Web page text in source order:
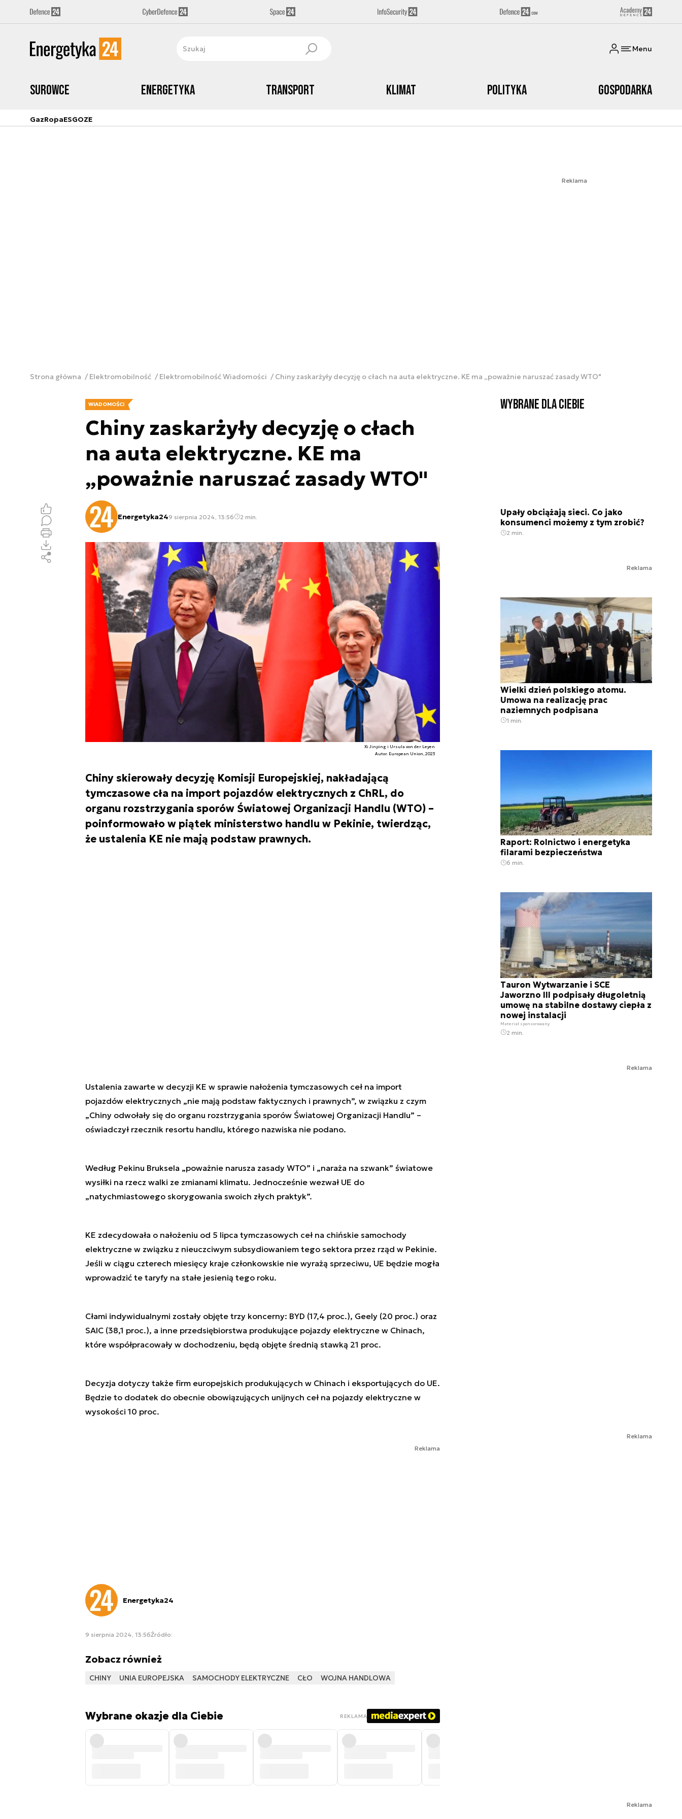
Menu
Surowce Energetyka Transport Klimat Polityka Gospodarka
GazRopaESGOZE
Reklama
Strona główna Elektromobilność Elektromobilność Wiadomości Chiny zaskarżyły decyzję o cłach na auta elektryczne. KE ma „poważnie naruszać zasady WTO"
WIADOMOŚCI
Chiny zaskarżyły decyzję o cłach
na auta elektryczne. KE ma
„poważnie naruszać zasady WTO"
Energetyka249 sierpnia 2024, 13:56 2 min.
Xi Jinping i Ursula von der Leyen
Autor. European Union, 2023
Chiny skierowały decyzję Komisji Europejskiej, nakładającą
tymczasowe cła na import pojazdów elektrycznych z ChRL, do
organu rozstrzygania sporów Światowej Organizacji Handlu (WTO) –
poinformowało w piątek ministerstwo handlu w Pekinie, twierdząc,
że ustalenia KE nie mają podstaw prawnych.
Ustalenia zawarte w decyzji KE w sprawie nałożenia tymczasowych ceł na import
pojazdów elektrycznych „nie mają podstaw faktycznych i prawnych”, w związku z czym
„Chiny odwołały się do organu rozstrzygania sporów Światowej Organizacji Handlu” –
oświadczył rzecznik resortu handlu, którego nazwiska nie podano.
Według Pekinu Bruksela „poważnie narusza zasady WTO” i „naraża na szwank” światowe
wysiłki na rzecz walki ze zmianami klimatu. Jednocześnie wezwał UE do
„natychmiastowego skorygowania swoich złych praktyk”.
KE zdecydowała o nałożeniu od 5 lipca tymczasowych ceł na chińskie samochody
elektryczne w związku z nieuczciwym subsydiowaniem tego sektora przez rząd w Pekinie.
Jeśli w ciągu czterech miesięcy kraje członkowskie nie wyrażą sprzeciwu, UE będzie mogła
wprowadzić te taryfy na stałe jesienią tego roku.
Cłami indywidualnymi zostały objęte trzy koncerny: BYD (17,4 proc.), Geely (20 proc.) oraz
SAIC (38,1 proc.), a inne przedsiębiorstwa produkujące pojazdy elektryczne w Chinach,
które współpracowały w dochodzeniu, będą objęte średnią stawką 21 proc.
Decyzja dotyczy także firm europejskich produkujących w Chinach i eksportujących do UE.
Będzie to dodatek do obecnie obowiązujących unijnych ceł na pojazdy elektryczne w
wysokości 10 proc.
Reklama
Energetyka24
9 sierpnia 2024, 13:56Źródło:
Zobacz również
CHINY UNIA EUROPEJSKA SAMOCHODY ELEKTRYCZNE CŁO WOJNA HANDLOWA
Wybrane okazje dla Ciebie REKLAMA
Wybrane dla Ciebie
Upały obciążają sieci. Co jako
konsumenci możemy z tym zrobić?
2 min.
Reklama
Wielki dzień polskiego atomu.
Umowa na realizację prac
naziemnych podpisana
1 min.
Raport: Rolnictwo i energetyka
filarami bezpieczeństwa
6 min.
Tauron Wytwarzanie i SCE
Jaworzno III podpisały długoletnią
umowę na stabilne dostawy ciepła z
nowej instalacji
Materiał sponsorowany
2 min.
Reklama
Reklama
Reklama